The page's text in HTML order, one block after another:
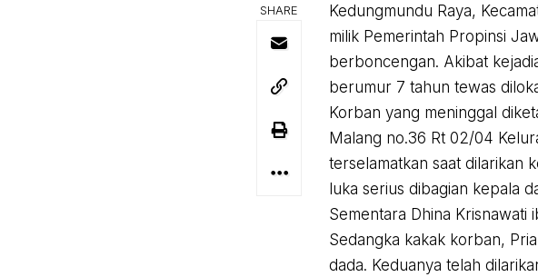
SHARE
Kedungmundu Raya,
milik Pemerintah Propinsi
berboncengan. Akibat
berumur 7 tahun tewas
Korban yang meninggal
Malang no.36 Rt 02/04
terselamatkan saat dilarikan
luka serius dibagian kepala
Sementara Dhina Krisnawati
Sedangka kakak korban,
dada. Keduanya telah